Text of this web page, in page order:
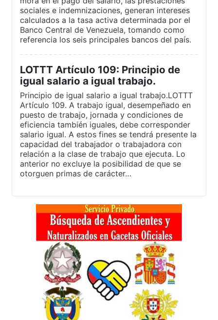
sociales e indemnizaciones, generan intereses
calculados a la tasa activa determinada por el
Banco Central de Venezuela, tomando como
referencia los seis principales bancos del país.
LOTTT Artículo 109: Principio de
igual salario a igual trabajo.
Principio de igual salario a igual trabajo.LOTTT
Artículo 109. A trabajo igual, desempeñado en
puesto de trabajo, jornada y condiciones de
eficiencia también iguales, debe corresponder
salario igual. A estos fines se tendrá presente la
capacidad del trabajador o trabajadora con
relación a la clase de trabajo que ejecuta. Lo
anterior no excluye la posibilidad de que se
otorguen primas de carácter…